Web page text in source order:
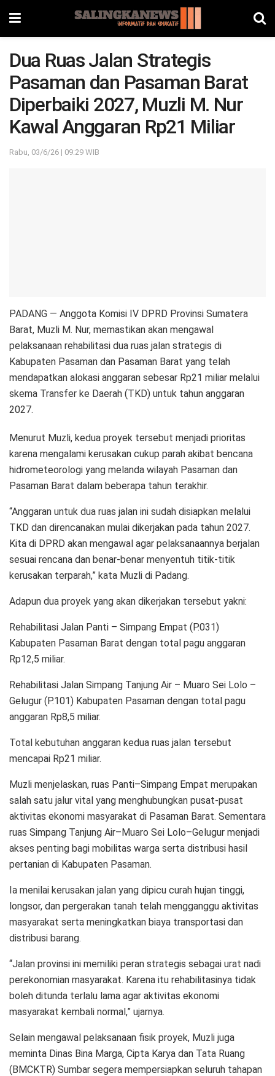
Dua Ruas Jalan Strategis
Pasaman dan Pasaman Barat
Diperbaiki 2027, Muzli M. Nur
Kawal Anggaran Rp21 Miliar
Rabu, 03/6/26 | 09:29 WIB
PADANG — Anggota Komisi IV DPRD Provinsi Sumatera
Barat, Muzli M. Nur, memastikan akan mengawal
pelaksanaan rehabilitasi dua ruas jalan strategis di
Kabupaten Pasaman dan Pasaman Barat yang telah
mendapatkan alokasi anggaran sebesar Rp21 miliar melalui
skema Transfer ke Daerah (TKD) untuk tahun anggaran
2027.
Menurut Muzli, kedua proyek tersebut menjadi prioritas
karena mengalami kerusakan cukup parah akibat bencana
hidrometeorologi yang melanda wilayah Pasaman dan
Pasaman Barat dalam beberapa tahun terakhir.
“Anggaran untuk dua ruas jalan ini sudah disiapkan melalui
TKD dan direncanakan mulai dikerjakan pada tahun 2027.
Kita di DPRD akan mengawal agar pelaksanaannya berjalan
sesuai rencana dan benar-benar menyentuh titik-titik
kerusakan terparah,” kata Muzli di Padang.
Adapun dua proyek yang akan dikerjakan tersebut yakni:
Rehabilitasi Jalan Panti – Simpang Empat (P.031)
Kabupaten Pasaman Barat dengan total pagu anggaran
Rp12,5 miliar.
Rehabilitasi Jalan Simpang Tanjung Air – Muaro Sei Lolo –
Gelugur (P.101) Kabupaten Pasaman dengan total pagu
anggaran Rp8,5 miliar.
Total kebutuhan anggaran kedua ruas jalan tersebut
mencapai Rp21 miliar.
Muzli menjelaskan, ruas Panti–Simpang Empat merupakan
salah satu jalur vital yang menghubungkan pusat-pusat
aktivitas ekonomi masyarakat di Pasaman Barat. Sementara
ruas Simpang Tanjung Air–Muaro Sei Lolo–Gelugur menjadi
akses penting bagi mobilitas warga serta distribusi hasil
pertanian di Kabupaten Pasaman.
Ia menilai kerusakan jalan yang dipicu curah hujan tinggi,
longsor, dan pergerakan tanah telah mengganggu aktivitas
masyarakat serta meningkatkan biaya transportasi dan
distribusi barang.
“Jalan provinsi ini memiliki peran strategis sebagai urat nadi
perekonomian masyarakat. Karena itu rehabilitasinya tidak
boleh ditunda terlalu lama agar aktivitas ekonomi
masyarakat kembali normal,” ujarnya.
Selain mengawal pelaksanaan fisik proyek, Muzli juga
meminta Dinas Bina Marga, Cipta Karya dan Tata Ruang
(BMCKTR) Sumbar segera mempersiapkan seluruh tahapan